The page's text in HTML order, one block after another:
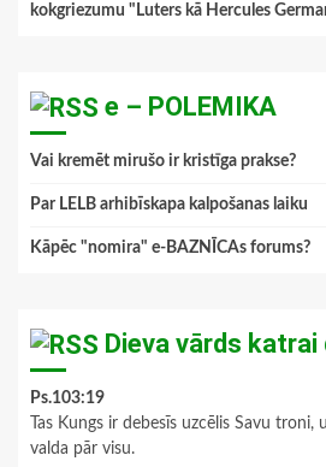
kokgriezumu "Luters kā Hercules
e – POLEMIKA
Vai kremēt mirušo ir kristīga prakse?
Par LELB arhibīskapa kalpošanas laiku
Kāpēc "nomira" e-BAZNĪCAs forums?
Dieva vārds katrai
Ps.103:19
Tas Kungs ir debesīs uzcēlis Savu troni,
valda pār visu.